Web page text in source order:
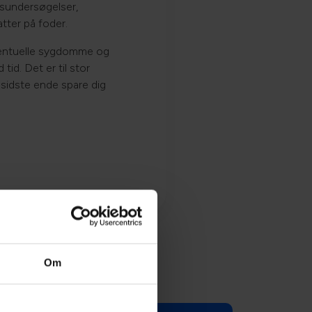
Om
på foder.
sygdomme og
tid. Det er til stor
ende spare dig